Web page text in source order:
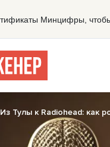
Из Тулы к Radiohead: как